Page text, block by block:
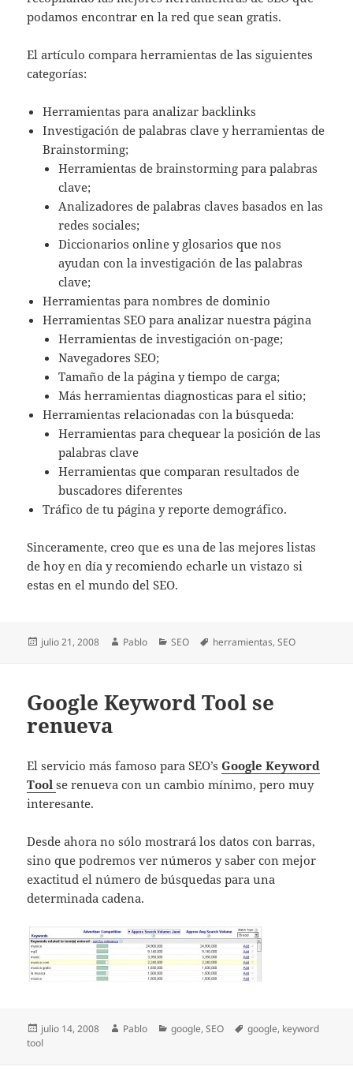
podamos encontrar en la red que sean gratis.
El artículo compara herramientas de las siguientes
categorías:
Herramientas para analizar backlinks
Investigación de palabras clave y herramientas de
Brainstorming;
Herramientas de brainstorming para palabras
clave;
Analizadores de palabras claves basados en las
redes sociales;
Diccionarios online y glosarios que nos
ayudan con la investigación de las palabras
clave;
Herramientas para nombres de dominio
Herramientas SEO para analizar nuestra página
Herramientas de investigación on-page;
Navegadores SEO;
Tamaño de la página y tiempo de carga;
Más herramientas diagnosticas para el sitio;
Herramientas relacionadas con la búsqueda:
Herramientas para chequear la posición de las
palabras clave
Herramientas que comparan resultados de
buscadores diferentes
Tráfico de tu página y reporte demográfico.
Sinceramente, creo que es una de las mejores listas
de hoy en día y recomiendo echarle un vistazo si
estas en el mundo del SEO.
Publicado
julio 21, 2008 Autor
Pablo Categorías
SEO Etiquetas
herramientas,SEO
Google Keyword Tool se
renueva
El servicio más famoso para SEO’sGoogle Keyword
Tool se renueva con un cambio mínimo, pero muy
interesante.
Desde ahora no sólo mostrará los datos con barras,
sino que podremos ver números y saber con mejor
exactitud el número de búsquedas para una
determinada cadena.
Publicado
el
julio 14, 2008 Autor
Pablo Categorías
google,SEO Etiquetas
google, keyword
tool